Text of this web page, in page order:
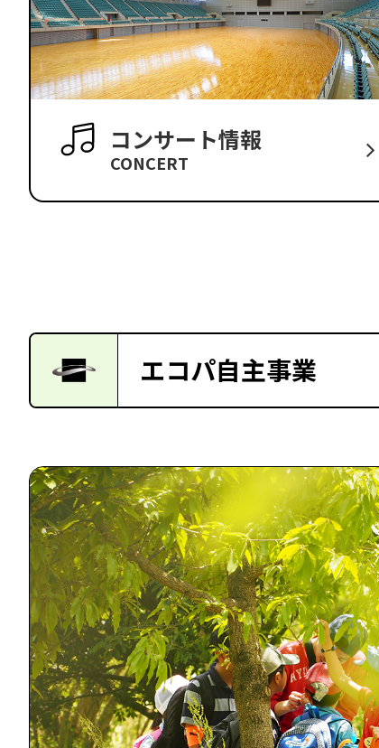
コンサート情報
CONCERT
エコパ自主事業